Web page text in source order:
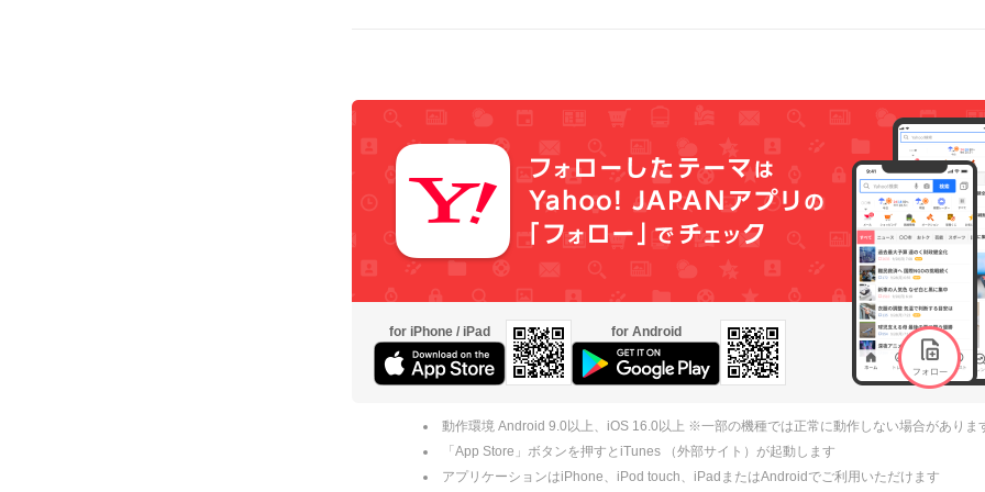
for iPhone / iPad for Android
動作環境 Android 9.0以上、iOS 16.0以上 ※一部の機種では正常に動作しない場合がありま
「App Store」ボタンを押すとiTunes （外部サイト）が起動します
アプリケーションはiPhone、iPod touch、iPadまたはAndroidでご利用いただけます